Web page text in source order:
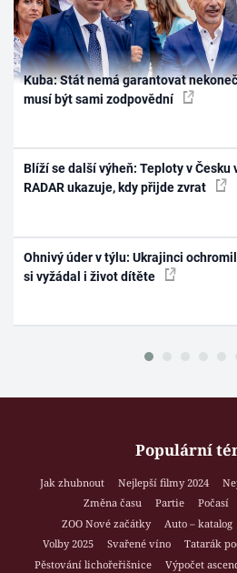
Kuba: Stát nemá garantovat
musí být sami zodpovědní
Blíží se další výheň: Teploty v Česku
RADAR ukazuje, kdy přijde zvrat
Ohnivý úder v týlu: Ukrajinci
si vyžádal i život dítěte
Populární
Jak zhubnout Nejlepší filmy 2024
Změna času
Partie Počasí
ZOO Nové začátky
Auto – katalog
Volby 2025
Svařené víno Tatarák
Pěstování lichořeřišnice
Výpočet